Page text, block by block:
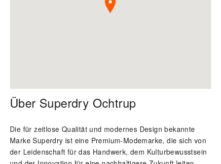
Über Superdry Ochtrup
Die für zeitlose Qualität und modernes Design bekannte
Marke Superdry ist eine Premium-Modemarke, die sich von
der Leidenschaft für das Handwerk, dem Kulturbewusstsein